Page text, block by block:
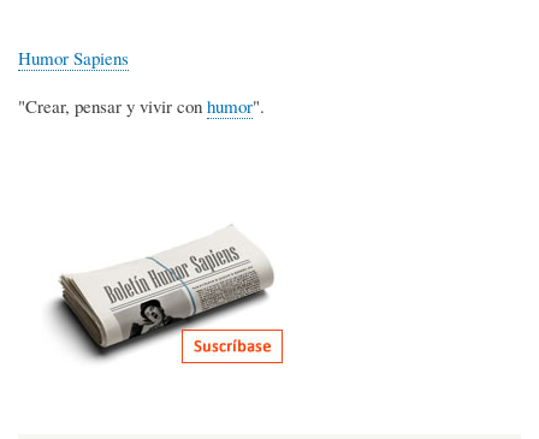
Humor Sapiens
"Crear, pensar y vivir con humor".